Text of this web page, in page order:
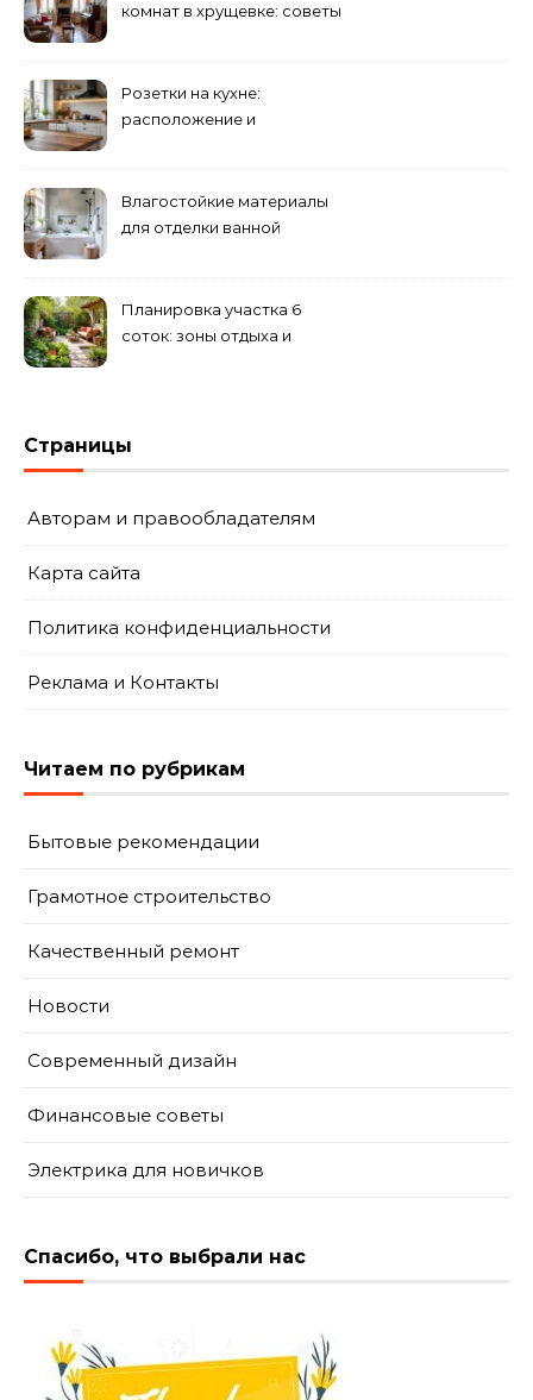
комнат в хрущевке: советы
Розетки на кухне:
расположение и
Влагостойкие материалы
для отделки ванной
Планировка участка 6
соток: зоны отдыха и
Страницы
Авторам и правообладателям
Карта сайта
Политика конфиденциальности
Реклама и Контакты
Читаем по рубрикам
Бытовые рекомендации
Грамотное строительство
Качественный ремонт
Новости
Современный дизайн
Финансовые советы
Электрика для новичков
Спасибо, что выбрали нас